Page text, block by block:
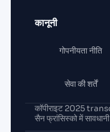
कानूनी
गोपनीयता नीति
सेवा की शर्तें
कॉपीराइट 2025
सैन फ्रांसिस्को में